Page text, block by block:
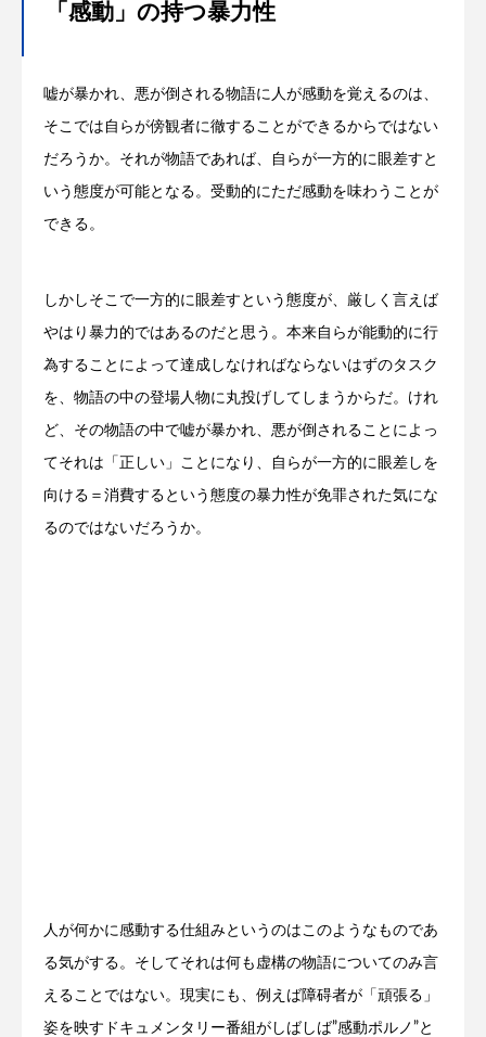
「感動」の持つ暴力性
嘘が暴かれ、悪が倒される物語に人が感動を覚えるのは、
そこでは自らが傍観者に徹することができるからではない
だろうか。それが物語であれば、自らが一方的に眼差すと
いう態度が可能となる。受動的にただ感動を味わうことが
できる。
しかしそこで一方的に眼差すという態度が、厳しく言えば
やはり暴力的ではあるのだと思う。本来自らが能動的に行
為することによって達成しなければならないはずのタスク
を、物語の中の登場人物に丸投げしてしまうからだ。けれ
ど、その物語の中で嘘が暴かれ、悪が倒されることによっ
てそれは「正しい」ことになり、自らが一方的に眼差しを
向ける＝消費するという態度の暴力性が免罪された気にな
るのではないだろうか。
人が何かに感動する仕組みというのはこのようなものであ
る気がする。そしてそれは何も虚構の物語についてのみ言
えることではない。現実にも、例えば障碍者が「頑張る」
姿を映すドキュメンタリー番組がしばしば”感動ポルノ”と